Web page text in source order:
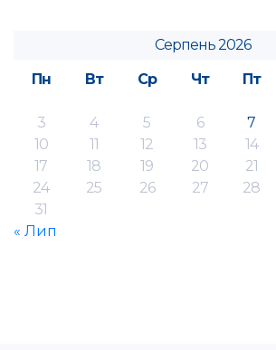
Серпень 2026
Пн
Вт Ср Чт Пт
3
4 5 6 7
10
11 12 13 14
17
18 19 20 21
24
25 26 27 28
31
« Лип